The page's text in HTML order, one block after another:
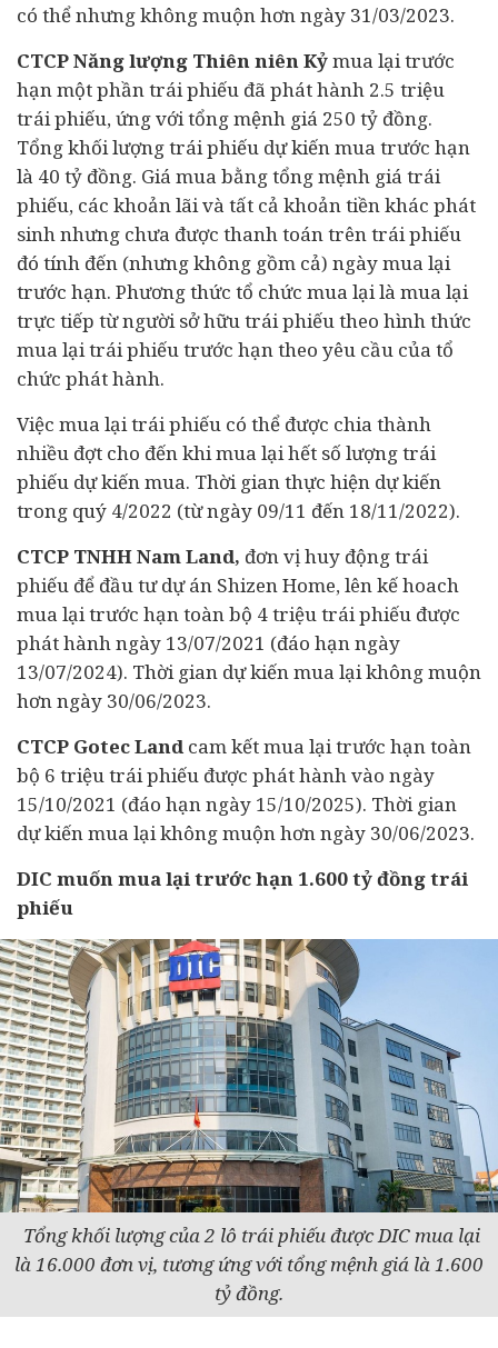
có thể nhưng không muộn hơn ngày 31/03/2023.
CTCP Năng lượng Thiên niên Kỷmua lại trước
hạn một phần trái phiếu đã phát hành 2.5 triệu
trái phiếu, ứng với tổng mệnh giá 250 tỷ đồng.
Tổng khối lượng trái phiếu dự kiến mua trước hạn
là 40 tỷ đồng. Giá mua bằng tổng mệnh giá trái
phiếu, các khoản lãi và tất cả khoản tiền khác phát
sinh nhưng chưa được thanh toán trên trái phiếu
đó tính đến (nhưng không gồm cả) ngày mua lại
trước hạn. Phương thức tổ chức mua lại là mua lại
trực tiếp từ người sở hữu trái phiếu theo hình thức
mua lại trái phiếu trước hạn theo yêu cầu của tổ
chức phát hành.
Việc mua lại trái phiếu có thể được chia thành
nhiều đợt cho đến khi mua lại hết số lượng trái
phiếu dự kiến mua. Thời gian thực hiện dự kiến
trong quý 4/2022 (từ ngày 09/11 đến 18/11/2022).
CTCP TNHH Nam Land, đơn vị huy động trái
phiếu để đầu tư dự án Shizen Home, lên kế hoach
mua lại trước hạn toàn bộ 4 triệu trái phiếu được
phát hành ngày 13/07/2021 (đáo hạn ngày
13/07/2024). Thời gian dự kiến mua lại không muộn
hơn ngày 30/06/2023.
CTCP Gotec Land cam kết mua lại trước hạn toàn
bộ 6 triệu trái phiếu được phát hành vào ngày
15/10/2021 (đáo hạn ngày 15/10/2025). Thời gian
dự kiến mua lại không muộn hơn ngày 30/06/2023.
DIC muốn mua lại trước hạn 1.600 tỷ đồng trái
phiếu
Tổng khối lượng của 2 lô trái phiếu được DIC mua lại
là 16.000 đơn vị, tương ứng với tổng mệnh giá là 1.600
tỷ đồng.